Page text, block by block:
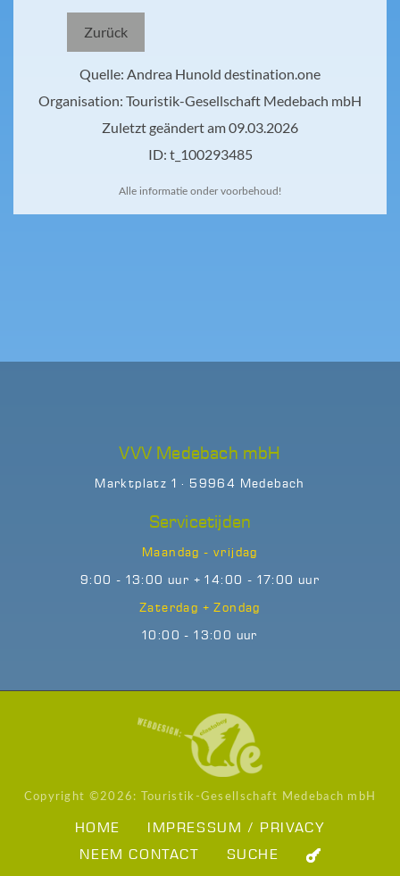
Alle informatie onder voorbehoud!
VVV Medebach mbH
Marktplatz 1 · 59964 Medebach
Servicetijden
Maandag - vrijdag
9:00 - 13:00 uur + 14:00 - 17:00 uur
Zaterdag + Zondag
10:00 - 13:00 uur
Copyright ©2026: Touristik-Gesellschaft Medebach mbH
HOME
IMPRESSUM / PRIVACY
NEEM CONTACT
SUCHE